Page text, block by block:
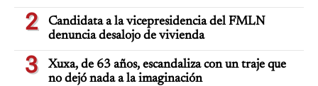
2
Candidata a la vicepresidencia del FMLN
denuncia desalojo de vivienda
3
Xuxa, de 63 años, escandaliza con un traje que
no dejó nada a la imaginación